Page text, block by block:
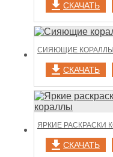
СКАЧАТЬ
СИЯЮЩИЕ КОРАЛЛЫ
СКАЧАТЬ
СКАЧАТЬ